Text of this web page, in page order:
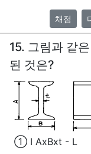
채점
15. 그림과 같
된 것은?
① I AxBxt - L